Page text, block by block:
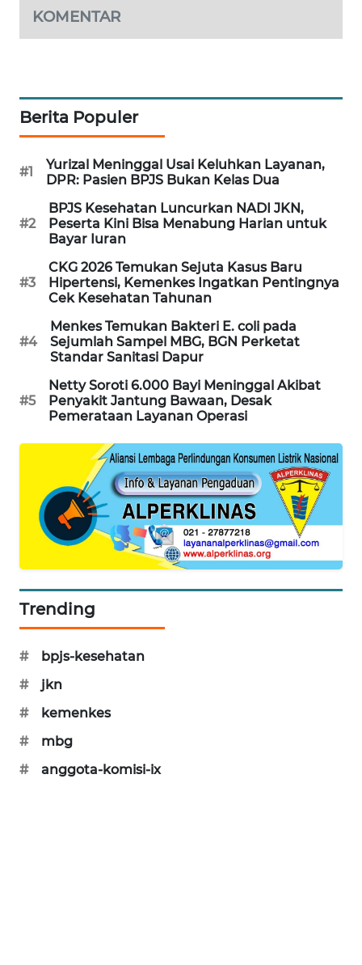
KOMENTAR
Berita Populer
#1
Yurizal Meninggal Usai Keluhkan Layanan,
DPR: Pasien BPJS Bukan Kelas Dua
#2
BPJS Kesehatan Luncurkan NADI JKN,
Peserta Kini Bisa Menabung Harian untuk
Bayar Iuran
#3
CKG 2026 Temukan Sejuta Kasus Baru
Hipertensi, Kemenkes Ingatkan Pentingnya
Cek Kesehatan Tahunan
#4
Menkes Temukan Bakteri E. coli pada
Sejumlah Sampel MBG, BGN Perketat
Standar Sanitasi Dapur
#5
Netty Soroti 6.000 Bayi Meninggal Akibat
Penyakit Jantung Bawaan, Desak
Pemerataan Layanan Operasi
Trending
#
bpjs-kesehatan
#
jkn
#
kemenkes
#
mbg
#
anggota-komisi-ix
WAHANA
PERSONA
WAHANA
HEALTH
DESA
WISATA
LAPAK
WAHANA
Wahana
Network
MASYARAKAT
KELISTRIKAN
WALINKI
ID
MAWAKA
ID
MARTABAT
NET
PLN
WATCH